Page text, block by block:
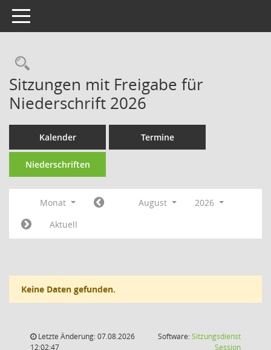
Toggle navigation
Rechercheauswahl
Sitzungen mit Freigabe für
Niederschrift 2026
Kalender Termine
Niederschriften
Monat August
2026
Aktuell
Keine Daten gefunden.
Letzte Änderung: 07.08.2026
12:02:47
Software:Sitzungsdienst
Session(Wird in